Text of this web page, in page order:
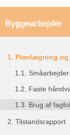
Byggearbejder
1. Planlægning og
1.1. Småarbejder
1.2. Faste
1.3. Brug af
2. Tilstandsrapport